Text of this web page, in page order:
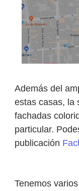
Además del
estas casas, la
fachadas
particular.
publicación
Tenemos